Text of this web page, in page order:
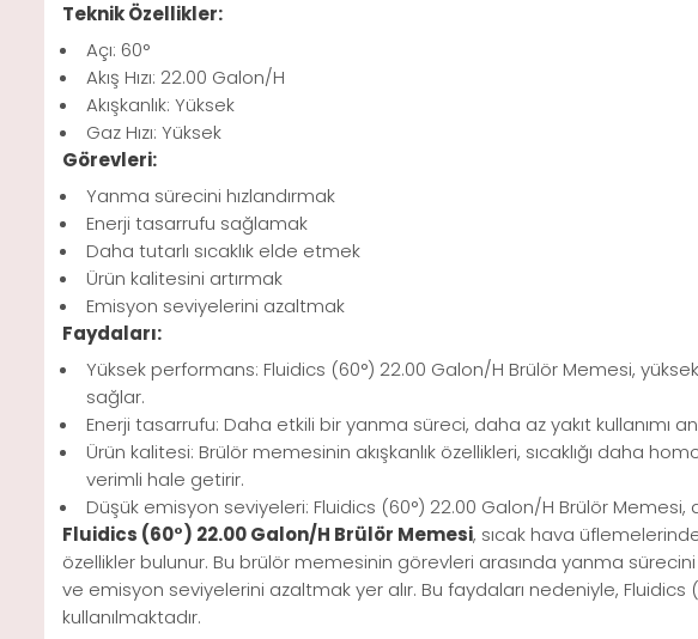
Teknik Özellikler:
Açı: 60°
Akış Hızı: 22.00 Galon/H
Akışkanlık: Yüksek
Gaz Hızı: Yüksek
Görevleri:
Yanma sürecini hızlandırmak
Enerji tasarrufu sağlamak
Daha tutarlı sıcaklık elde etmek
Ürün kalitesini artırmak
Emisyon seviyelerini azaltmak
Faydaları:
Yüksek performans: Fluidics (60°) 22.00 Galon/H Brülör Memesi,
sağlar.
Enerji tasarrufu: Daha etkili bir yanma süreci, daha az yakıt kullanımı
Ürün kalitesi: Brülör memesinin akışkanlık özellikleri, sıcaklığı daha
verimli hale getirir.
Düşük emisyon seviyeleri: Fluidics (60°) 22.00 Galon/H Brülör Memesi,
Fluidics (60°) 22.00 Galon/H Brülör Memesi, sıcak hava üflemelerinde
özellikler bulunur. Bu brülör memesinin görevleri arasında yanma
ve emisyon seviyelerini azaltmak yer alır. Bu faydaları nedeniyle,
kullanılmaktadır.